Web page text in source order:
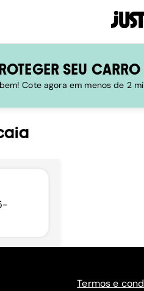
SEU
Cote agora em menos de 2
Termos e